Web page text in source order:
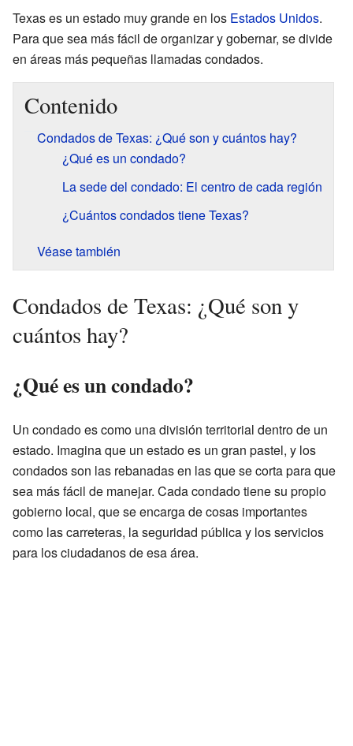
Texas es un estado muy grande en los Estados Unidos.
Para que sea más fácil de organizar y gobernar, se divide
en áreas más pequeñas llamadas condados.
Contenido
Condados de Texas: ¿Qué son y cuántos hay?
¿Qué es un condado?
La sede del condado: El centro de cada región
¿Cuántos condados tiene Texas?
Véase también
Condados de Texas: ¿Qué son y
cuántos hay?
¿Qué es un condado?
Un condado es como una división territorial dentro de un
estado. Imagina que un estado es un gran pastel, y los
condados son las rebanadas en las que se corta para que
sea más fácil de manejar. Cada condado tiene su propio
gobierno local, que se encarga de cosas importantes
como las carreteras, la seguridad pública y los servicios
para los ciudadanos de esa área.